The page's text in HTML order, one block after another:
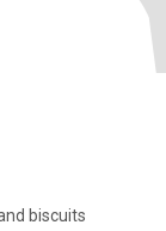
biscuits